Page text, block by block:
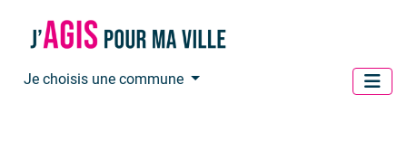
Je choisis une commune